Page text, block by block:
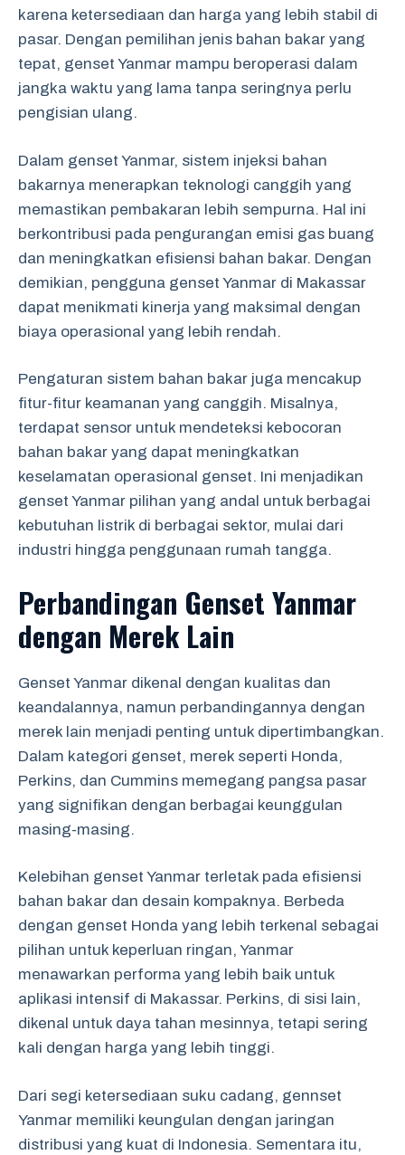
karena ketersediaan dan harga yang lebih stabil di
pasar. Dengan pemilihan jenis bahan bakar yang
tepat, genset Yanmar mampu beroperasi dalam
jangka waktu yang lama tanpa seringnya perlu
pengisian ulang.
Dalam genset Yanmar, sistem injeksi bahan
bakarnya menerapkan teknologi canggih yang
memastikan pembakaran lebih sempurna. Hal ini
berkontribusi pada pengurangan emisi gas buang
dan meningkatkan efisiensi bahan bakar. Dengan
demikian, pengguna genset Yanmar di Makassar
dapat menikmati kinerja yang maksimal dengan
biaya operasional yang lebih rendah.
Pengaturan sistem bahan bakar juga mencakup
fitur-fitur keamanan yang canggih. Misalnya,
terdapat sensor untuk mendeteksi kebocoran
bahan bakar yang dapat meningkatkan
keselamatan operasional genset. Ini menjadikan
genset Yanmar pilihan yang andal untuk berbagai
kebutuhan listrik di berbagai sektor, mulai dari
industri hingga penggunaan rumah tangga.
Perbandingan Genset Yanmar
dengan Merek Lain
Genset Yanmar dikenal dengan kualitas dan
keandalannya, namun perbandingannya dengan
merek lain menjadi penting untuk dipertimbangkan.
Dalam kategori genset, merek seperti Honda,
Perkins, dan Cummins memegang pangsa pasar
yang signifikan dengan berbagai keunggulan
masing-masing.
Kelebihan genset Yanmar terletak pada efisiensi
bahan bakar dan desain kompaknya. Berbeda
dengan genset Honda yang lebih terkenal sebagai
pilihan untuk keperluan ringan, Yanmar
menawarkan performa yang lebih baik untuk
aplikasi intensif di Makassar. Perkins, di sisi lain,
dikenal untuk daya tahan mesinnya, tetapi sering
kali dengan harga yang lebih tinggi.
Dari segi ketersediaan suku cadang, gennset
Yanmar memiliki keungulan dengan jaringan
distribusi yang kuat di Indonesia. Sementara itu,